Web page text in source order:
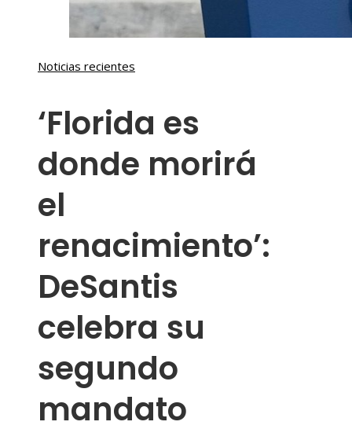
Noticias recientes
‘Florida es
donde morirá
el
renacimiento’:
DeSantis
celebra su
segundo
mandato